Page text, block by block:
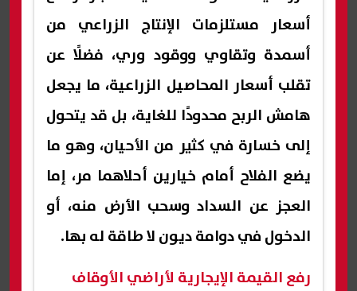
أسعار مستلزمات الإنتاج الزراعي من
أسمدة وتقاوي ووقود وري، فضلًا عن
تقلب أسعار المحاصيل الزراعية، ما يجعل
هامش الربح محدودًا للغاية، بل قد يتحول
إلى خسارة في كثير من الأحيان، وهو ما
يضع الفلاح أمام خيارين أحلاهما مر، إما
العجز عن السداد وسحب الأرض منه، أو
الدخول في دوامة ديون لا طاقة له بها.
رفع القيمة الإيجارية لأراضي الأوقاف